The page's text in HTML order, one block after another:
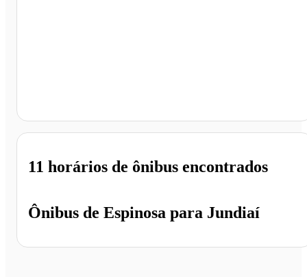
Ônibus de Espinosa para Jundiaí
11 horários de ônibus encontrados